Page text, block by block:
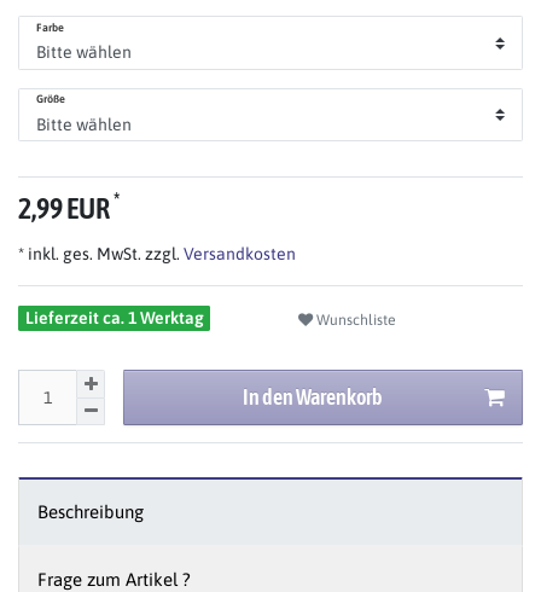
Farbe
Größe
2,99 EUR*
* inkl. ges. MwSt. zzgl. Versandkosten
Lieferzeit ca. 1 Werktag Wunschliste
In den Warenkorb
Beschreibung
Frage zum Artikel ?